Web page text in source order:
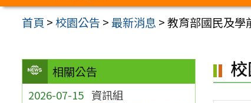
首頁 >校園公告 >最新消息 >教育部國民及學
相關公告
2026-07-15 資訊組